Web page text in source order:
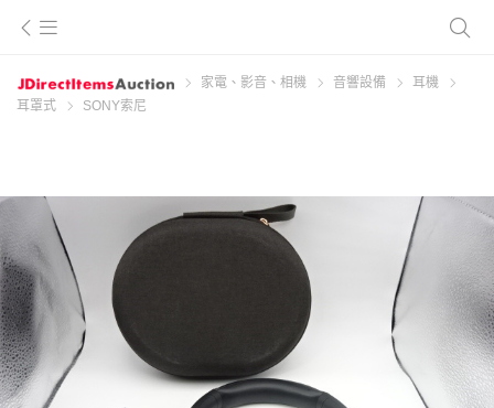
家電、影音、相機 音響設備
耳機
耳罩式
SONY索尼